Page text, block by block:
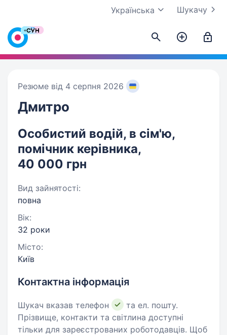
Шукачу
Українська
Резюме від 4 серпня 2026
Дмитро
Особистий водій, в сім'ю,
помічник керівника,
40 000 грн
Вид зайнятості:
повна
Вік:
32 роки
Місто:
Київ
Контактна інформація
Шукач вказав телефон
та ел. пошту.
Прізвище, контакти та світлина доступні
тільки для зареєстрованих роботодавців. Щоб